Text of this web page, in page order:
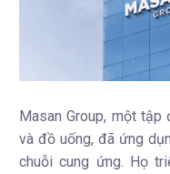
Masan Group, một
và đồ uống, đã ứng
chuỗi cung ứng. Họ